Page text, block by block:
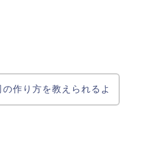
作り方を教えられるよ